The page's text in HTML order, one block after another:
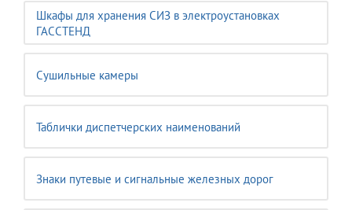
Шкафы для хранения СИЗ в электроустановках
ГАССТЕНД
Сушильные камеры
Таблички диспетчерских наименований
Знаки путевые и сигнальные железных дорог